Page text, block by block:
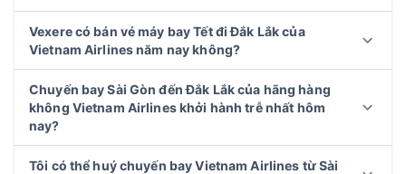
Vexere có bán vé máy bay Tết đi Đắk Lắk của
Vietnam Airlines năm nay không?
Chuyến bay Sài Gòn đến Đắk Lắk của hãng hàng
không Vietnam Airlines khởi hành trễ nhất hôm
nay?
Tôi có thể huý chuyến bay Vietnam Airlines từ Sài